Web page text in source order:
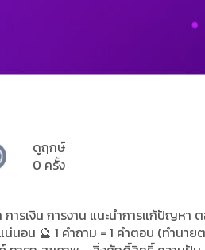
ดูฤกษ์
0 ครั้ง
ารเงิน การงาน แนะนำการแก้ปัญหา
นอน 🔮 1 คำถาม = 1 คำตอบ (ทำนาย